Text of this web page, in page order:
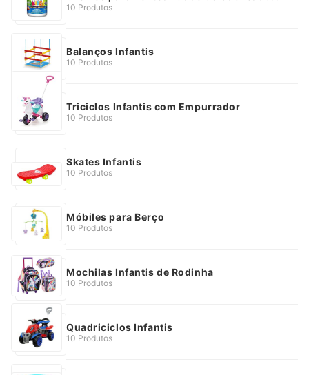
Infantis
10 Produtos
Balanços Infantis
10 Produtos
Triciclos Infantis com Empurrador
10 Produtos
Skates Infantis
10 Produtos
Móbiles para Berço
10 Produtos
Mochilas Infantis de Rodinha
10 Produtos
Quadriciclos Infantis
10 Produtos